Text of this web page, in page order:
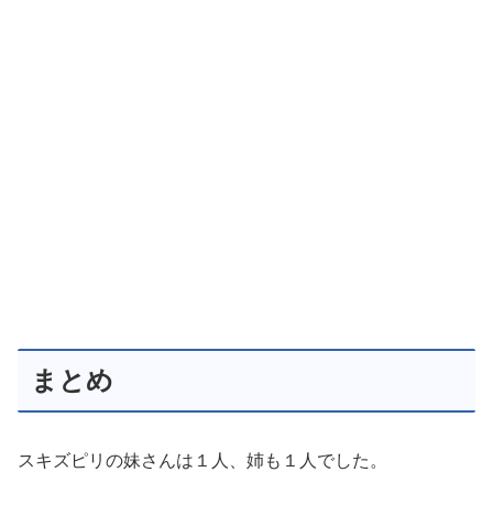
まとめ
スキズピリの妹さんは１人、姉も１人でした。